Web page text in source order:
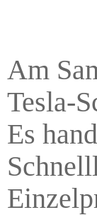
Am
Tesla-
Es